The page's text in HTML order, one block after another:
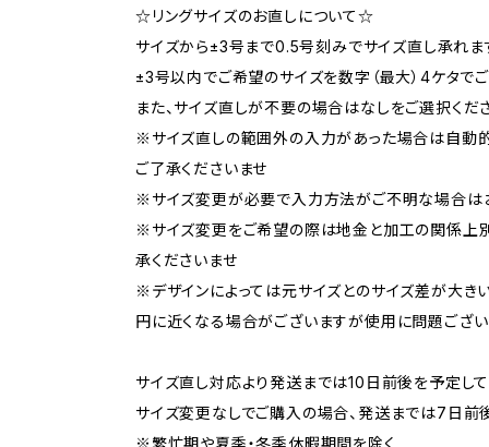
☆リングサイズのお直しについて☆
サイズから±3号まで0.5号刻みでサイズ直し承れま
±3号以内でご希望のサイズを数字（最大）4ケタで
また、サイズ直しが不要の場合はなしをご選択くだ
※サイズ直しの範囲外の入力があった場合は自動
ご了承くださいませ
※サイズ変更が必要で入力方法がご不明な場合は
※サイズ変更をご希望の際は地金と加工の関係上
承くださいませ
※デザインによっては元サイズとのサイズ差が大
円に近くなる場合がございますが使用に問題ござ
サイズ直し対応より発送までは10日前後を予定し
サイズ変更なしでご購入の場合、発送までは7日前
※繁忙期や夏季・冬季休暇期間を除く